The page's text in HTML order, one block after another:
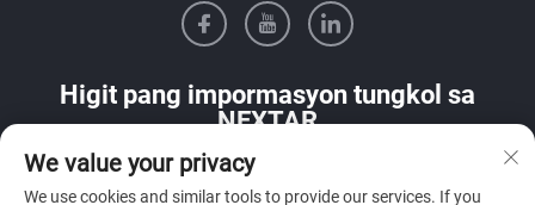
Higit pang impormasyon tungkol sa
NEXTAR
Makipag-ugnayan sa aming sales team sa iyong bansa
We value your privacy
We use cookies and similar tools to provide our services. If you